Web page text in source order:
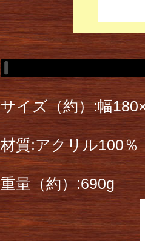
サイズ（約）:幅
材質:アクリル100％
重量（約）:690g